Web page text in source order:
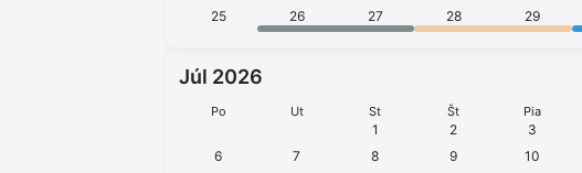
25
26 27 28 29
Júl 2026
Po Ut St Št Pia
1 2 3
6
7 8 9 10